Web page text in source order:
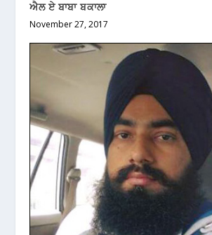
ਐਲ ਏ ਬਾਬਾ ਬਕਾਲਾ
November 27, 2017